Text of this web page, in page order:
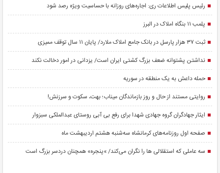
رئیس پلیس اطلاعات ری: اجاره‌های روزانه با حساسیت ویژه رصد شود
پلمب ۱۱ بنگاه املاک در البرز
ثبت ۳۷ هزار پارسل در بانک جامع املاک ملارد/ پایان ۱۱ سال توقف ممیزی
نداشتن پشتوانه ضعف بزرگ کشتی ایران است/ یزدانی در امور دخالت نکند
حمله داعش به یک منطقه در سوریه
روایتی مستند از حال و روز بازماندگان میناب؛ بهت، سکوت و سرزنش!
ایثار جهادگران گروه جهادی شهدا برای رفع بی آبی روستای عبدالملکی سبزوار
صفحه اول روزنامه‌های کرمانشاه سه‌شنبه هشتم اردیبهشت ماه
سه عاملی که استقلالی ها را نگران می‌کند/ »پنجره» همچنان دردسر بزرگ است